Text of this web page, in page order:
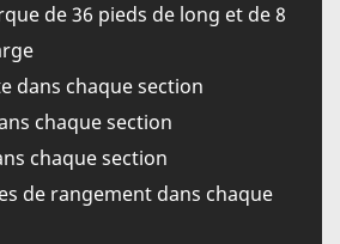
de 36 pieds de long et de 8
dans chaque section
chaque section
chaque section
de rangement dans chaque